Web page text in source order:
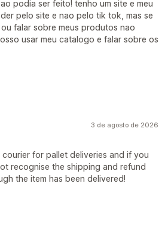
podia ser feito! tenho um site e meu
pelo site e nao pelo tik tok, mas se
falar sobre meus produtos nao
usar meu catalogo e falar sobre os
3 de agosto de 2026
for pallet deliveries and if you
recognise the shipping and refund
the item has been delivered!